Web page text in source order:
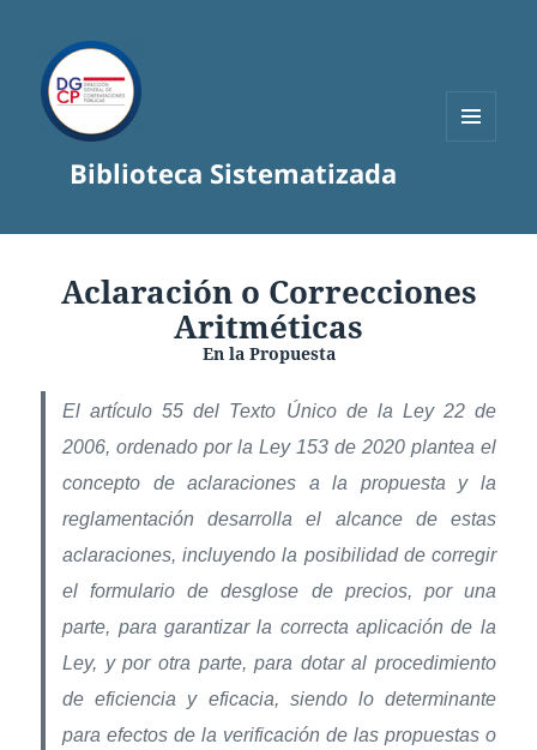
Biblioteca Sistematizada
Aclaración o Correcciones
Aritméticas
En la Propuesta
El artículo 55 del Texto Único de la Ley 22 de
2006, ordenado por la Ley 153 de 2020 plantea el
concepto de aclaraciones a la propuesta y la
reglamentación desarrolla el alcance de estas
aclaraciones, incluyendo la posibilidad de corregir
el formulario de desglose de precios, por una
parte, para garantizar la correcta aplicación de la
Ley, y por otra parte, para dotar al procedimiento
de eficiencia y eficacia, siendo lo determinante
para efectos de la verificación de las propuestas o